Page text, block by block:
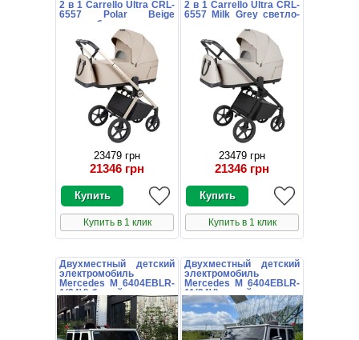
2 в 1 Carrello Ultra CRL-
6557 Polar Beige
светло-бежевая
23479 грн
21346 грн
Купить в 1 клик
2 в 1 Carrello Ultra CRL-
6557 Milk Grey светло-
23479 грн
21346 грн
Купить в 1 клик
Двухместный детский
электромобиль
Mercedes M 6404EBLR-
1(24V) белый
Двухместный детский
электромобиль
Mercedes M 6404EBLR-
11(24V) серый